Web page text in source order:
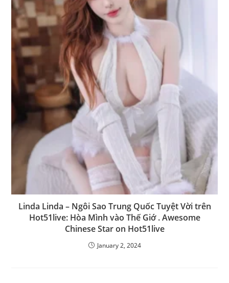
Linda Linda – Ngôi Sao Trung Quốc Tuyệt Vời trên
Hot51live: Hòa Mình vào Thế Giớ . Awesome
Chinese Star on Hot51live
January 2, 2024